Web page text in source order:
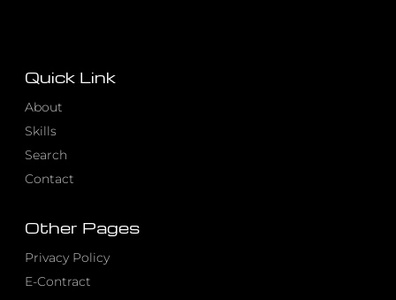
Quick Link
About
Skills
Search
Contact
Other Pages
Privacy Policy
E-Contract